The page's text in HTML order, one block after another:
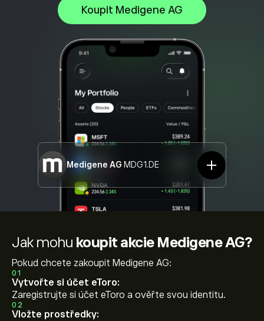
Koupit Medigene AG
Medigene AG MDG1.DE
Jak mohu koupit akcie Medigene AG?
Pokud chcete zakoupit Medigene AG:
01
Vytvořte si účet eToro:
Zaregistrujte si účet eToro a ověřte svou identitu.
02
Vložte prostředky: